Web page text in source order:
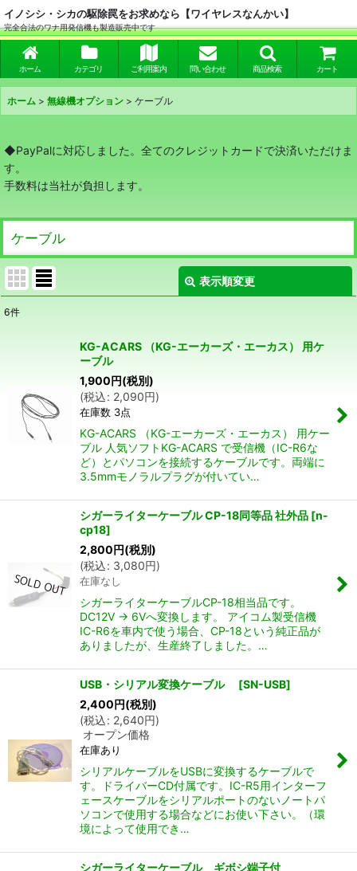
イノシシ・シカの駆除罠をお求めなら【ワイヤレスなんかい】
完全合法のワナ用発信機も製造販売中です
ホーム カテゴリ ご利用案内 問い合わせ 商品検索 カート
ホーム > 無線機オプション > ケーブル
◆PayPalに対応しました。全てのクレジットカードで決済いただけま
す。
手数料は当社が負担します。
ケーブル
表示順変更
6件
KG-ACARS （KG-エーカーズ・エーカス） 用ケ
ーブル
1,900円(税別)
(税込: 2,090円)
在庫数 3点
KG-ACARS （KG-エーカーズ・エーカス） 用ケー
ブル 人気ソフトKG-ACARS で受信機（IC-R6な
ど）とパソコンを接続するケーブルです。両端に
3.5mmモノラルプラグが付いてい…
シガーライターケーブル CP-18同等品 社外品 [n-
cp18]
2,800円(税別)
(税込: 3,080円)
在庫なし
シガーライターケーブルCP-18相当品です。
DC12V → 6Vへ変換します。 アイコム製受信機
IC-R6を車内で使う場合、CP-18という純正品が
ありましたが、生産終了しました。…
USB・シリアル変換ケーブル [SN-USB]
2,400円(税別)
(税込: 2,640円)
オープン価格
在庫あり
シリアルケーブルをUSBに変換するケーブルで
す。ドライバーCD付属です。IC-R5用インターフ
ェースケーブルをシリアルポートのないノートパ
ソコンで使用する場合などにお使い下さい。（環
境によって使用でき…
シガーライターケーブル ギボシ端子付